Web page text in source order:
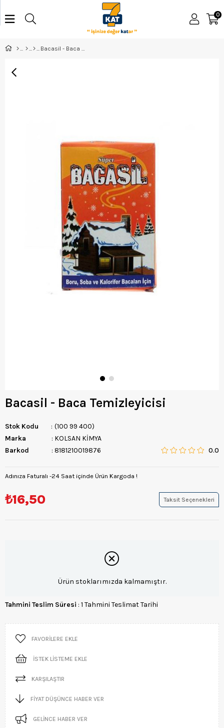
0
Bacasil - Baca Temizleyicisi
Stok Kodu
(100 99 400)
Marka
: KOLSAN KİMYA
Barkod
: 8181210019876 0.0
Adınıza Faturalı -24 Saat içinde Ürün Kargoda !
₺16,50 Taksit Seçenekleri
Ürün stoklarımızda kalmamıştır.
Tahmini Teslim Süresi : 1 Tahmini Teslimat Tarihi
FAVORILERE EKLE
İSTEK LISTEME EKLE
KARŞILAŞTIR
FIYAT DÜŞÜNCE HABER VER
GELINCE HABER VER